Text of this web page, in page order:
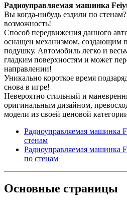
Радиоуправляемая машинка
Вы когда-нибудь ездили по стенам?
возможность!
Способ передвижения данного
оснащен механизмом, создающим
подушку. Автомобиль легко и
гладким поверхностям и может
направлении!
Уникально короткое время
снова в игре!
Невероятно стильный и
оригинальным дизайном,
модели из своей ценовой
Радиоуправляемая машинка
стенам
Радиоуправляемая машинка
по стенам
Основные страницы